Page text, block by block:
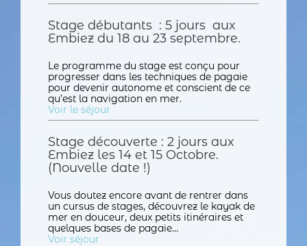
Stage débutants : 5 jours aux
Embiez du 18 au 23 septembre.
Le programme du stage est conçu pour
progresser dans les techniques de pagaie
pour devenir autonome et conscient de ce
qu’est la navigation en mer.
Voir le séjour
Stage découverte : 2 jours aux
Embiez les 14 et 15 Octobre.
(Nouvelle date !)
Vous doutez encore avant de rentrer dans
un cursus de stages, découvrez le kayak de
mer en douceur, deux petits itinéraires et
quelques bases de pagaie…
Voir séjour